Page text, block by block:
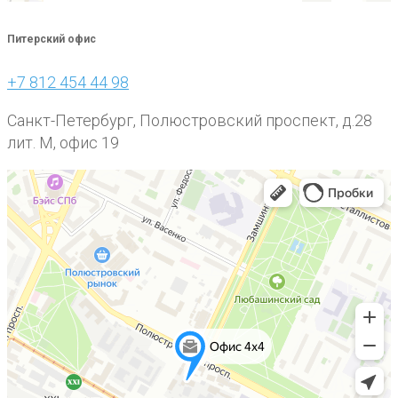
Питерский офис
+7 812 454 44 98
Санкт-Петербург, Полюстровский проспект, д.28
лит. М, офис 19